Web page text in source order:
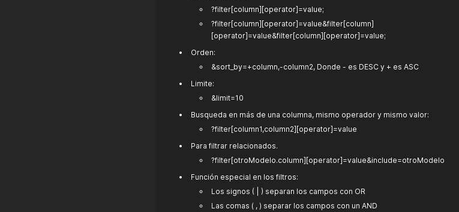
?filter[column][operator]=value;
?filter[column][operator]=value&filter[column]
[operator]=value&filter[column][operator]=value;
Orden:
&sort_by=+column,-column2, Donde - es DESC y + es ASC
Limite:
&limit=10
Busqueda en más de una columna, mismo operador y mismo valor:
?filter[column1,column2][operator]=value
Para filtrar relacionados.
?filter[otroModelo.column][operator]=value&include=otroModelo
Función especial en los filtros:
Los signos ( | ) separan los campos con OR
Las comas ( , ) separar los campos con un AND